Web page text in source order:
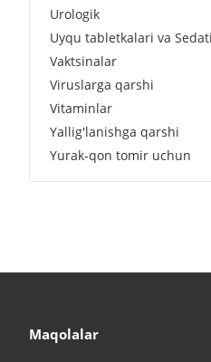
Urologik
Uyqu tabletkalari va
Vaktsinalar
Viruslarga qarshi
Vitaminlar
Yallig'lanishga qarshi
Yurak-qon tomir uchun
Maqolalar